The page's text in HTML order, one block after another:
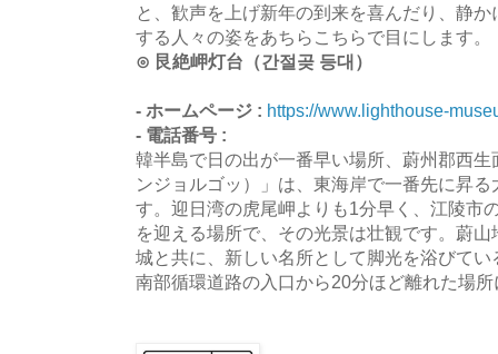
と、歓声を上げ新年の到来を喜んだり、静
する人々の姿をあちらこちらで目にします。
⊙ 艮絶岬灯台（간절곶 등대）
- ホームページ : https://www.lighthouse-
- 電話番号 :
韓半島で日の出が一番早い場所、蔚州郡西
ンジョルゴッ）」は、東海岸で一番先に昇
す。迎日湾の虎尾岬よりも1分早く、江陵市
を迎える場所で、その光景は壮観です。蔚
城と共に、新しい名所として脚光を浴びて
南部循環道路の入口から20分ほど離れた場